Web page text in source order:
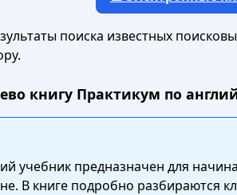
поиска известных
книгу Практикум по
учебник предназначен для
В книге подробно разбираются